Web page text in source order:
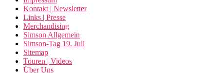
Kontakt | Newsletter
Links | Presse
Merchandising
Simson Allgemein
Simson-Tag 19. Juli
Sitemap
Touren | Videos
Über Uns